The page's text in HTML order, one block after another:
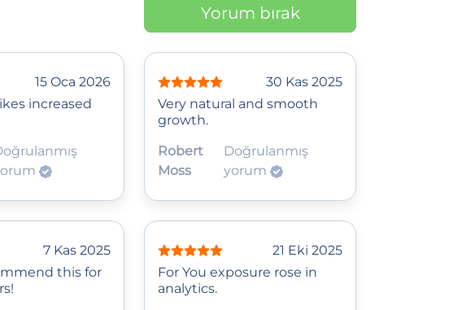
Yorum bırak
15 Oca 2026
increased
30 Kas 2025
Very natural and smooth
growth.
Robert
Moss
Doğrulanmış
yorum
7 Kas 2025
this for
21 Eki 2025
For You exposure rose in
analytics.